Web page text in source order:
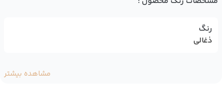
رنگ
ذغالی
مشاهده بیشتر